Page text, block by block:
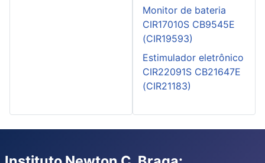
Monitor de bateria
CIR17010S CB9545E
(CIR19593)
Estimulador eletrônico
CIR22091S CB21647E
(CIR21183)